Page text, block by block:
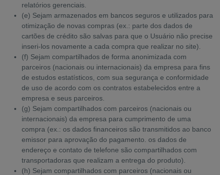
relatórios gerenciais.
(e) Sejam armazenados em bancos seguros e utilizados para
otimização de novas compras (ex.: parte dos dados de
cartões de crédito são salvas para que o Usuário não precise
inseri-los novamente a cada compra que realizar no site).
(f) Sejam compartilhados de forma anonimizada com
parceiros (nacionais ou internacionais) da empresa para fins
de estudos estatísticos, com sua segurança e conformidade
de uso de acordo com os contratos estabelecidos entre a
empresa e seus parceiros.
(g) Sejam compartilhados com parceiros (nacionais ou
internacionais) da empresa para cumprimento de uma
compra (ex.: os dados financeiros são transmitidos ao banco
emissor para aprovação do pagamento. os dados de
endereço e contato de telefone são compartilhados com
transportadoras que realizam a entrega do produto).
(h) Sejam compartilhados com parceiros (nacionais ou